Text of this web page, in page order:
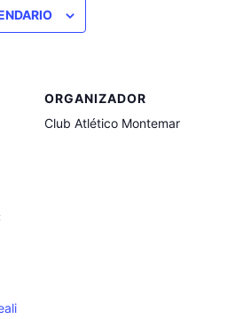
ORGANIZADOR
Club Atlético Montemar